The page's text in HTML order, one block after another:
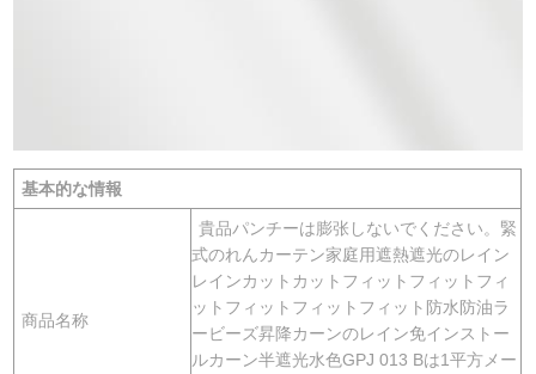
基本的な情報
商品名称
貴品パンチーは膨张しないでください。緊
式のれんカーテン家庭用遮熱遮光のレイン
レインカットカットフィットフィットフィ
ットフィットフィットフィット防水防油ラ
ービーズ昇降カーンのレイン免インストー
ルカーン半遮光水色GPJ 013 Bは1平方メー